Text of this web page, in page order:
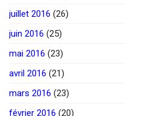
juillet 2016 (26)
juin 2016 (25)
mai 2016 (23)
avril 2016 (21)
mars 2016 (23)
février 2016 (20)